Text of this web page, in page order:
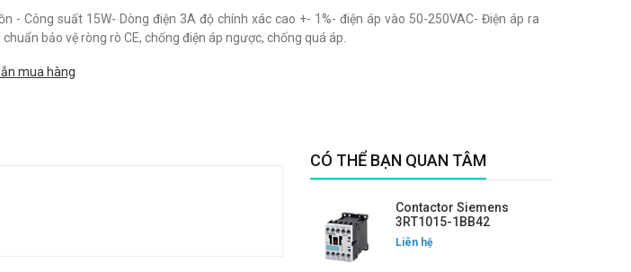
- Công suất 15W- Dòng điện 3A độ chính xác cao +- 1%- điện áp vào 50-250VAC- Điện áp ra
chuẩn bảo vệ ròng rò CE, chống điện áp ngược, chống quá áp.
mua hàng
CÓ THỂ BẠN QUAN TÂM
Contactor Siemens
3RT1015-1BB42
Liên hệ